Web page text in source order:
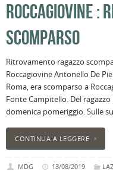
ROCCAGIOVINE :
SCOMPARSO
Ritrovamento ragazzo
Roccagiovine Antonello De
Roma, era scomparso a
Fonte Campitello. Del
domenica pomeriggio. Sulle
CONTINUA A LEGGERE
MDG 13/08/2019